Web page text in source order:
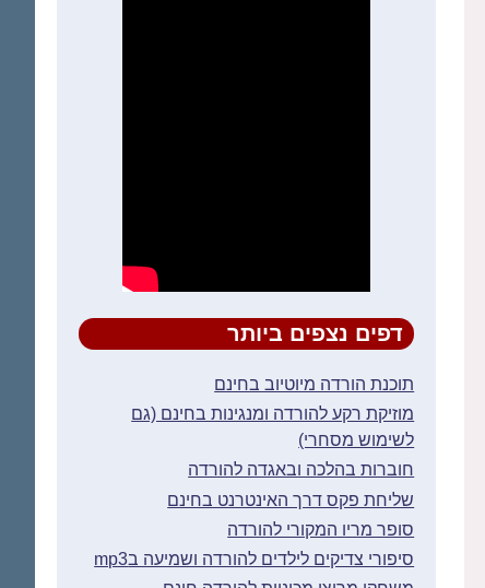
דפים נצפים ביותר
תוכנת הורדה מיוטיוב בחינם
מוזיקת רקע להורדה ומנגינות בחינם (גם
לשימוש מסחרי)
חוברות בהלכה ובאגדה להורדה
שליחת פקס דרך האינטרנט בחינם
סופר מריו המקורי להורדה
סיפורי צדיקים לילדים להורדה ושמיעה בmp3